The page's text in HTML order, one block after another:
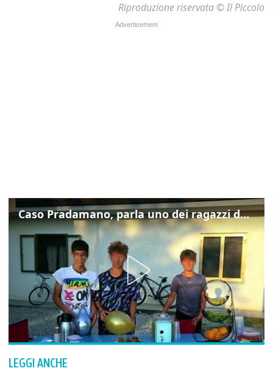
Riproduzione riservata © Il Piccolo
Caso Pradamano, parla uno dei ragazzi denunciati per la limonata: "Volevo anche aiutare i miei"
LEGGI ANCHE